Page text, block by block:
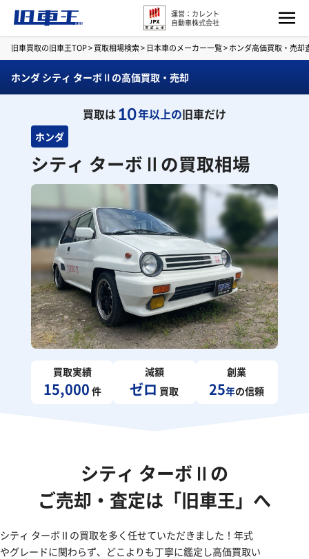
運営：カレント
自動車株式会社
旧車買取の旧車王TOP>買取相場検索> 日本車のメーカー一覧>ホンダ高価買取・売却
ホンダ シティ ターボⅡの高価買取・売却
買取は10年以上の旧車だけ
ホンダ
シティ ターボⅡの買取相場
買取実績
15,000 件
減額
ゼロ 買取
創業
25年の信頼
シティ ターボⅡの
ご売却・査定は「旧車王」へ
シティ ターボⅡの買取を多く任せていただきました！年式
やグレードに関わらず、どこよりも丁寧に鑑定し高価買取い